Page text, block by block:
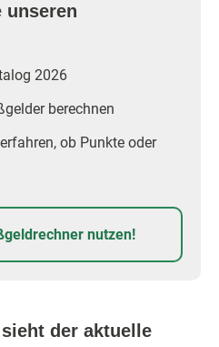
unseren
2026
berechnen
ob Punkte oder
nutzen!
der aktuelle